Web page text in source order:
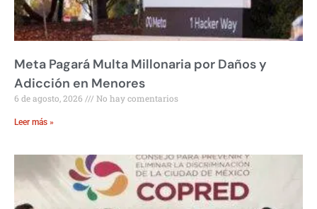
Meta Pagará Multa Millonaria por Daños y
Adicción en Menores
6 de agosto, 2026 No hay comentarios
Leer más »